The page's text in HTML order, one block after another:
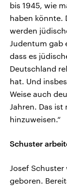
bis 1945, wie
haben könnte.
werden
Judentum gab
dass es
Deutschland
hat. Und
Weise auch
Jahren. Das
hinzuweisen.“
Schuster
Josef Schuster
geboren.